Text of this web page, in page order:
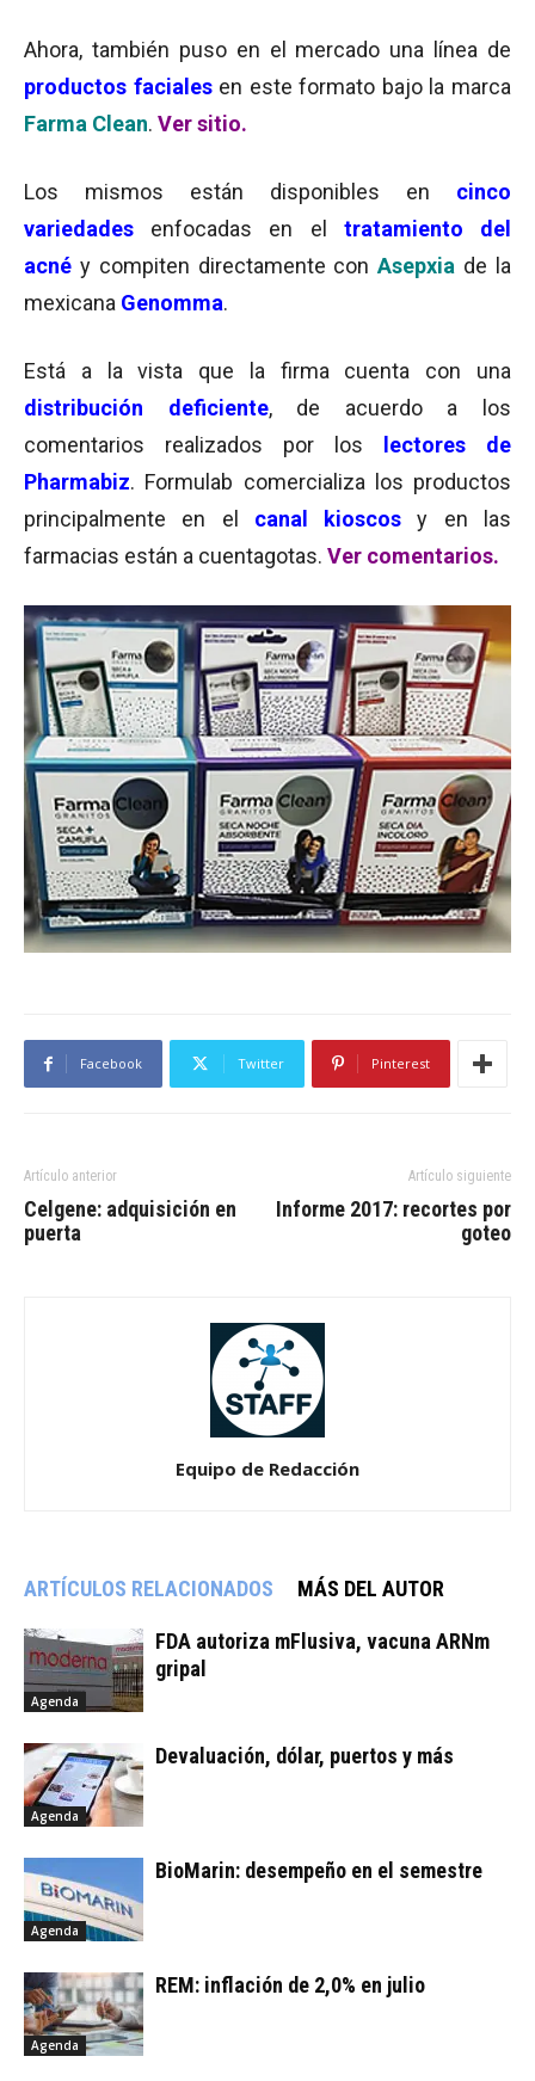
Ahora, también puso en el mercado una línea de
productos facialesen este formato bajo la marca
Farma Clean. Ver sitio.
Los mismos están disponibles en cinco
variedades enfocadas en el tratamiento del
acné y compiten directamente conAsepxia de la
mexicana Genomma.
Está a la vista que la firma cuenta con una
distribución deficiente, de acuerdo a los
comentarios realizados por los
lectores de
Pharmabiz. Formulab comercializa los productos
principalmente en el canal kioscos y en las
farmacias están a cuentagotas. Ver comentarios.
Facebook Twitter Pinterest
Artículo anterior
Celgene: adquisición en
puerta
Artículo siguiente
Informe 2017: recortes por
goteo
Equipo de Redacción
ARTÍCULOS RELACIONADOS MÁS DEL AUTOR
Agenda
FDA autoriza mFlusiva, vacuna ARNm
gripal
Agenda
Devaluación, dólar, puertos y más
Agenda
BioMarin: desempeño en el semestre
Agenda
REM: inflación de 2,0% en julio